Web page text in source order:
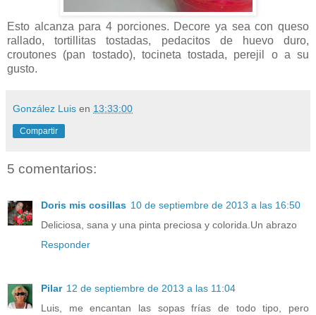
Esto alcanza para 4 porciones. Decore ya sea con queso
rallado, tortillitas tostadas, pedacitos de huevo duro,
croutones (pan tostado), tocineta tostada, perejil o a su
gusto.
González Luis en 13:33:00
Compartir
5 comentarios:
Doris mis cosillas 10 de septiembre de 2013 a las 16:50
Deliciosa, sana y una pinta preciosa y colorida.Un abrazo
Responder
Pilar 12 de septiembre de 2013 a las 11:04
Luis, me encantan las sopas frías de todo tipo, pero